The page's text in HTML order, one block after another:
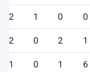
0
0
1
2
1
2
0
2
6
1
0
1